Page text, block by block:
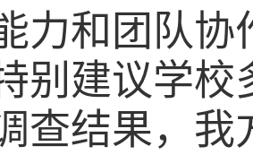
力和团队协
别建议学校
查结果，我